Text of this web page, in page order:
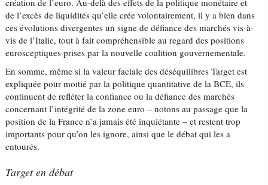
création de l’euro. Au-delà des effets de la politique monétaire et
de l’excès de liquidités qu’elle crée volontairement, il y a bien dans
ces évolutions divergentes un signe de défiance des marchés vis-à-
vis de l’Italie, tout à fait compréhensible au regard des positions
eurosceptiques prises par la nouvelle coalition gouvernementale.
En somme, même si la valeur faciale des déséquilibres Target est
expliquée pour moitié par la politique quantitative de la BCE, ils
continuent de refléter la confiance ou la défiance des marchés
concernant l’intégrité de la zone euro – notons au passage que la
position de la France n’a jamais été inquiétante – et restent trop
importants pour qu’on les ignore, ainsi que le débat qui les a
entourés.
Target en débat